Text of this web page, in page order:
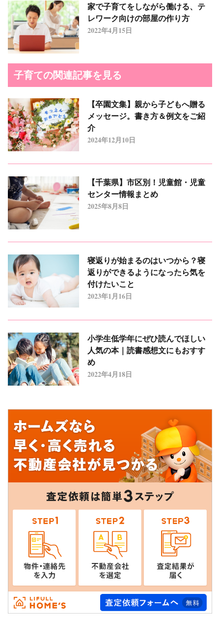
家で子育てをしながら働ける、テ
レワーク向けの部屋の作り方
2022年4月15日
子育ての関連記事を見る
【卒園文集】親から子どもへ贈る
メッセージ。書き方＆例文をご紹
介
2024年12月10日
【千葉県】市区別！児童館・児童
センター情報まとめ
2025年8月8日
寝返りが始まるのはいつから？寝
返りができるようになったら気を
付けたいこと
2023年1月16日
小学生低学年にぜひ読んでほしい
人気の本｜読書感想文にもおすす
め
2022年4月18日